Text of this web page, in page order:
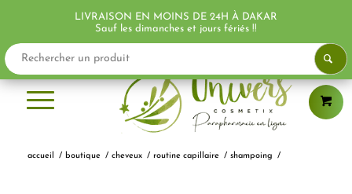
accueil / boutique / cheveux / routine capillaire / shampoing /
LIVRAISON EN MOINS DE 24H À DAKAR
Sauf les dimanches et jours fériés !!